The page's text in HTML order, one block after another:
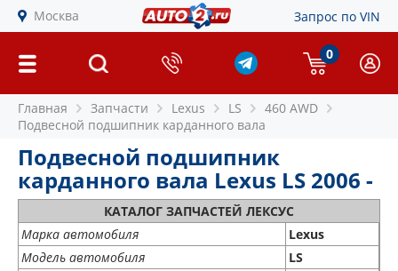
Москва Запрос по VIN
0
Главная Запчасти Lexus LS
460 AWD
Подвесной подшипник карданного вала
Подвесной подшипник
карданного вала Lexus LS 2006 -
КАТАЛОГ ЗАПЧАСТЕЙ ЛЕКСУС
Марка автомобиля
Lexus
Модель автомобиля
LS